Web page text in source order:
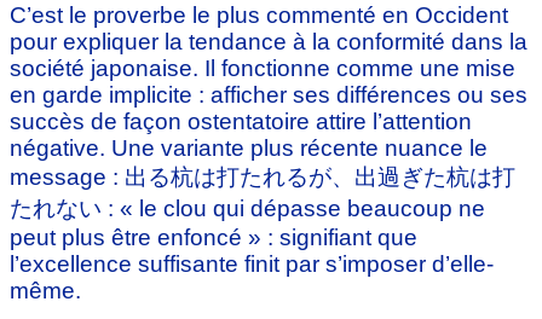
C’est le proverbe le plus commenté en Occident
pour expliquer la tendance à la conformité dans la
société japonaise. Il fonctionne comme une mise
en garde implicite : afficher ses différences ou ses
succès de façon ostentatoire attire l’attention
négative. Une variante plus récente nuance le
message : 出る杭は打たれるが、出過ぎた杭は打
たれない : « le clou qui dépasse beaucoup ne
peut plus être enfoncé » : signifiant que
l’excellence suffisante finit par s’imposer d’elle-
même.